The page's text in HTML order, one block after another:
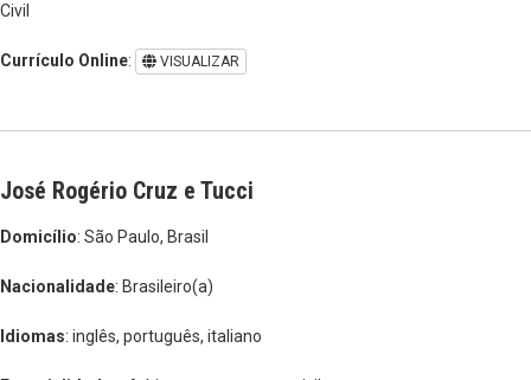
Civil
Currículo Online: VISUALIZAR
José Rogério Cruz e Tucci
Domicílio: São Paulo, Brasil
Nacionalidade: Brasileiro(a)
Idiomas: inglês, português, italiano